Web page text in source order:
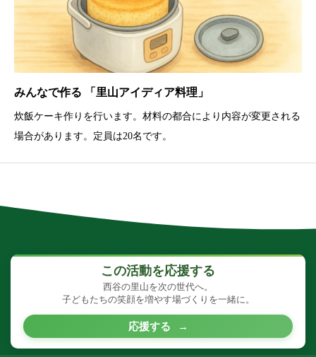
みんなで作る 「里山アイディア料理」
炊飯ケーキ作りを行います。材料の都合により内容が変更される
場合があります。定員は20名です。
この活動を応援する
西谷の里山を次の世代へ。
子どもたちの笑顔を増やす場づくりを一緒に。
応援する →